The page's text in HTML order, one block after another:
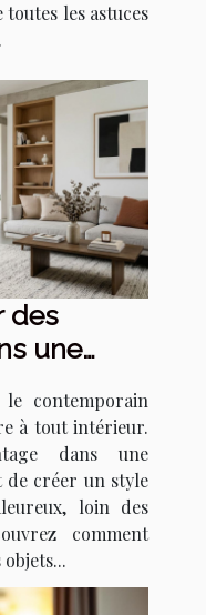
les astuces
des
une
le contemporain
à tout intérieur.
dans une
de créer un style
loin des
comment